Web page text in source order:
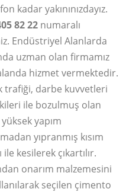
kadar yakınınızdayız.
82 22 numaralı
Endüstriyel Alanlarda
uzman olan firmamız
hizmet vermektedir.
trafiği, darbe kuvvetleri
ile bozulmuş olan
yapım
yıpranmış kısım
kesilerek çıkartılır.
onarım malzemesini
seçilen çimento